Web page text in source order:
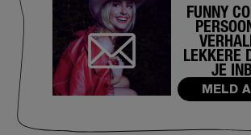
FUNNY
LEKKERE
JE
MELD